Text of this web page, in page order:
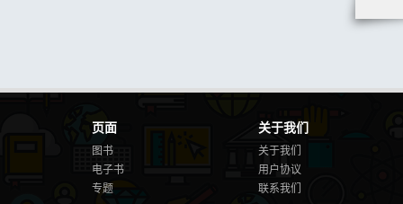
页面
图书
电子书
专题
关于我们
关于我们
用户协议
联系我们